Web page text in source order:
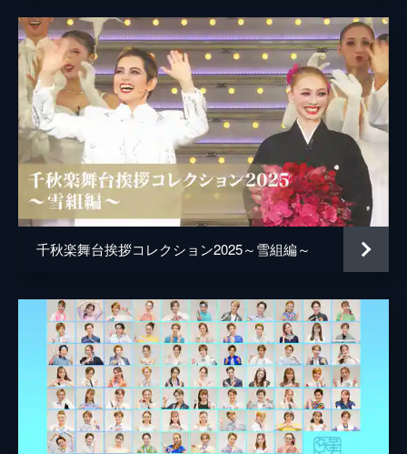
千秋楽舞台挨拶コレクション2025～雪組編～